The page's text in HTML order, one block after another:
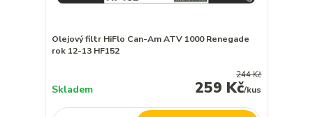
Olejový filtr HiFlo Can-Am ATV 1000 Renegade
rok 12-13 HF152
244 Kč
259 Kč/kus
Skladem